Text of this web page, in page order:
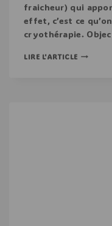
fraicheur) qui
effet, c’est ce
cryothérapie.
LIRE L'ARTICLE